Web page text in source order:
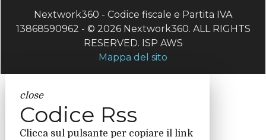
Nextwork360 - Codice fiscale e Partita IVA
13868590962 - © 2026 Nextwork360. ALL RIGHTS
RESERVED. ISP AWS
Mappa del sito
close
Codice Rss
Clicca sul pulsante per copiare il link